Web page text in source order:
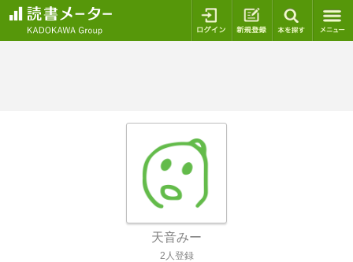
ログイン 新規登録
天音みー
2人登録